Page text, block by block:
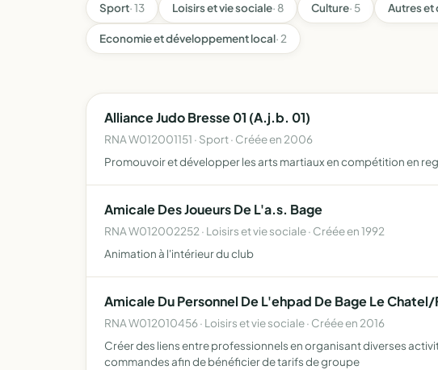
Sport· 13 Loisirs et vie sociale· 8 Culture· 5 Autres et
Economie et développement local· 2
Alliance Judo Bresse 01 (A.j.b. 01)
RNA W012001151 · Sport · Créée en 2006
Promouvoir et développer les arts martiaux en compétition en
Amicale Des Joueurs De L'a.s. Bage
RNA W012002252 · Loisirs et vie sociale · Créée en 1992
Animation à l'intérieur du club
Amicale Du Personnel De L'ehpad De Bage Le
RNA W012010456 · Loisirs et vie sociale · Créée en 2016
Créer des liens entre professionnels en organisant diverses
commandes afin de bénéficier de tarifs de groupe